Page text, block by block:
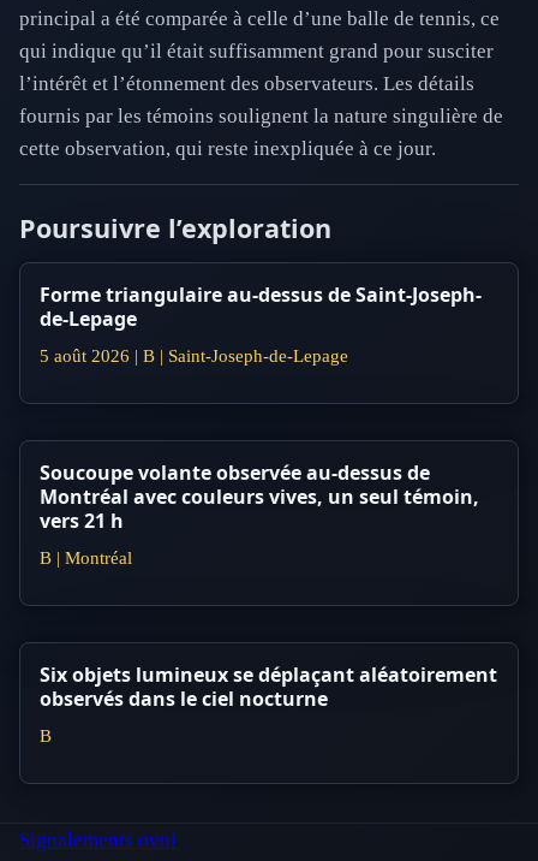
principal a été comparée à celle d’une balle de tennis, ce
qui indique qu’il était suffisamment grand pour susciter
l’intérêt et l’étonnement des observateurs. Les détails
fournis par les témoins soulignent la nature singulière de
cette observation, qui reste inexpliquée à ce jour.
Poursuivre l’exploration
Forme triangulaire au-dessus de Saint-Joseph-
de-Lepage
5 août 2026 | B | Saint-Joseph-de-Lepage
Soucoupe volante observée au-dessus de
Montréal avec couleurs vives, un seul témoin,
vers 21 h
B | Montréal
Six objets lumineux se déplaçant aléatoirement
observés dans le ciel nocturne
B
Signalements ovni